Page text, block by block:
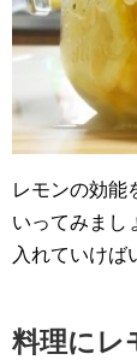
レモンの効能
いってみまし
入れていけば
料理にレ